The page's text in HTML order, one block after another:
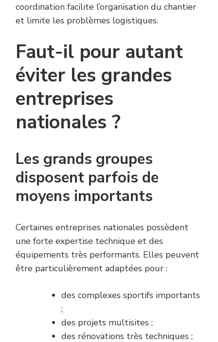
coordination facilite l’organisation du chantier
et limite les problèmes logistiques.
Faut-il pour autant
éviter les grandes
entreprises
nationales ?
Les grands groupes
disposent parfois de
moyens importants
Certaines entreprises nationales possèdent
une forte expertise technique et des
équipements très performants. Elles peuvent
être particulièrement adaptées pour :
des complexes sportifs importants
;
des projets multisites ;
des rénovations très techniques ;